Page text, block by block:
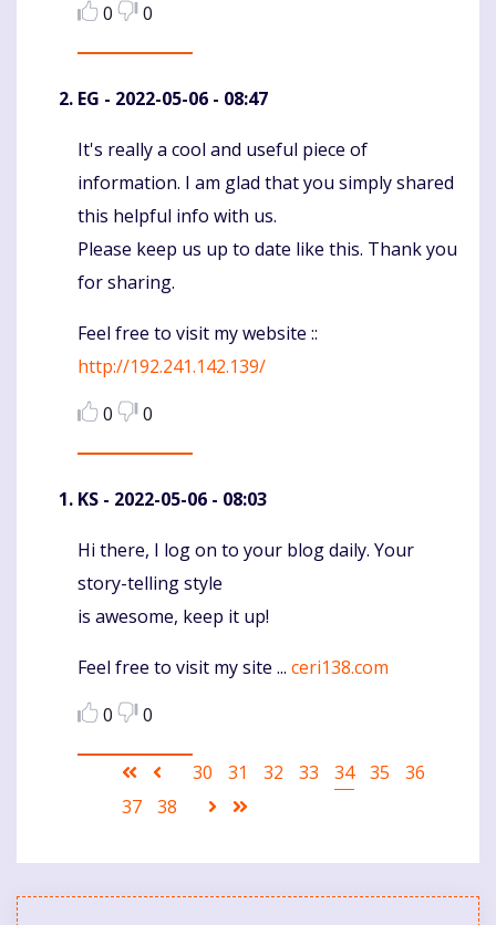
0
0
EG - 2022-05-06 - 08:47
Komentaras
It's really a cool and useful piece of
information. I am glad that you simply shared
this helpful info with us.
Please keep us up to date like this. Thank you
for sharing.
Feel free to visit my website ::
http://192.241.142.139/
0
0
KS - 2022-05-06 - 08:03
Komentaras
Hi there, I log on to your blog daily. Your
story-telling style
is awesome, keep it up!
Feel free to visit my site ... ceri138.com
0
0
Pagination
First
page
Ankstesnis
puslapis
Puslapis
30 Puslapis
31 Puslapis
32 Puslapis
33
Current
34 Puslapis
35 Puslapis
36
Puslapis
37 Puslapis
38
Sekantis